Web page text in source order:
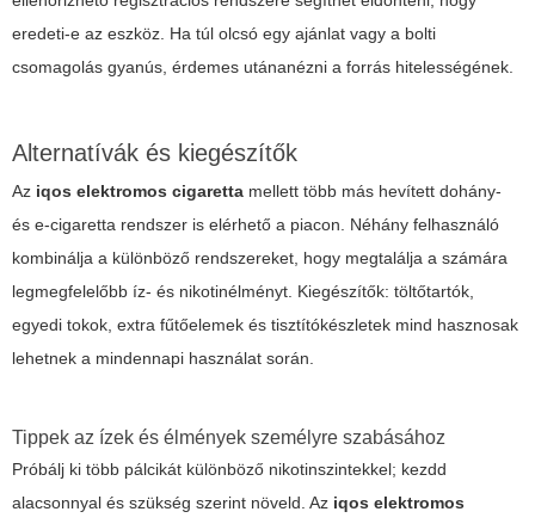
eredeti-e az eszköz. Ha túl olcsó egy ajánlat vagy a bolti
csomagolás gyanús, érdemes utánanézni a forrás hitelességének.
Alternatívák és kiegészítők
Az iqos elektromos cigaretta mellett több más hevített dohány-
és e-cigaretta rendszer is elérhető a piacon. Néhány felhasználó
kombinálja a különböző rendszereket, hogy megtalálja a számára
legmegfelelőbb íz- és nikotinélményt. Kiegészítők: töltőtartók,
egyedi tokok, extra fűtőelemek és tisztítókészletek mind hasznosak
lehetnek a mindennapi használat során.
Tippek az ízek és élmények személyre szabásához
Próbálj ki több pálcikát különböző nikotinszintekkel; kezdd
alacsonnyal és szükség szerint növeld. Az iqos elektromos